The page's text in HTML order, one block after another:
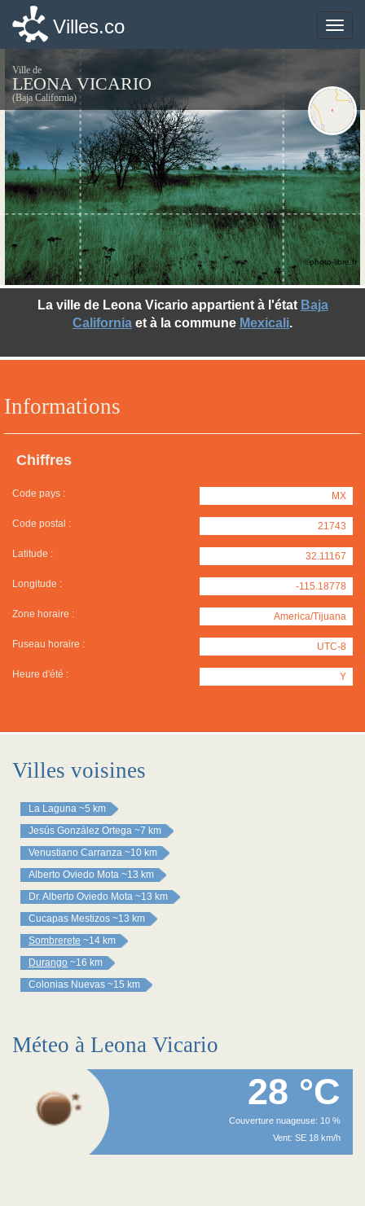
Toggle
Villes.co
Ville de
LEONA VICARIO
(Baja California)
Informations
Chiffres
Code pays : MX
Code postal : 21743
Latitude : 32.11167
Longitude : -115.18778
Zone horaire : America/Tijuana
Fuseau horaire : UTC-8
Heure d'été : Y
La ville de Leona Vicario appartient à l'état Baja
California et à la commune Mexicali.
©photo-libre.fr
Villes voisines
La Laguna ~5 km
Jesús González Ortega ~7 km
Venustiano Carranza ~10 km
Alberto Oviedo Mota ~13 km
Dr. Alberto Oviedo Mota ~13 km
Cucapas Mestizos ~13 km
Sombrerete ~14 km
Durango ~16 km
Colonias Nuevas ~15 km
Méteo à Leona Vicario
28 °C
Couverture nuageuse: 10 %
Vent: SE 18 km/h
Toggle
Villes.co